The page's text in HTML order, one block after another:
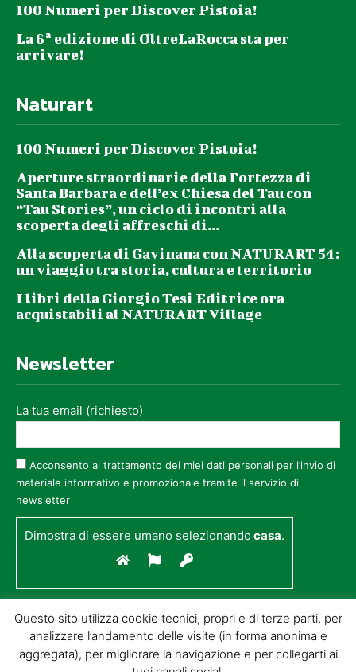
100 Numeri per Discover Pistoia!
La 6ª edizione di OltreLaRocca sta per
arrivare!
Naturart
100 Numeri per Discover Pistoia!
Aperture straordinarie della Fortezza di
Santa Barbara e dell’ex Chiesa del Tau con
“Tau Stories”, un ciclo di incontri alla
scoperta degli affreschi di...
Alla scoperta di Gavinana con NATURART 54:
un viaggio tra storia, cultura e territorio
I libri della Giorgio Tesi Editrice ora
acquistabili al NATURART Village
Newsletter
La tua email (richiesto)
Acconsento al trattamento dei miei dati personali per l’invio di
materiale informativo e promozionale tramite il servizio di
newsletter
Dimostra di essere umano selezionandocasa.
Questo sito utilizza cookie tecnici, propri e di terze parti, per
analizzare l’andamento delle visite (in forma anonima e
aggregata), per migliorare la navigazione e per collegarti ai